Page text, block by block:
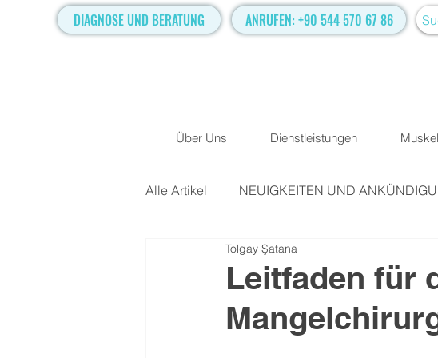
DIAGNOSE UND BERATUNG ANRUFEN: +90 544 570 67 86
Über Uns Dienstleistungen
Alle Artikel NEUIGKEITEN UND
Geriatrische Orthopädische Probleme
Frakturen und Luxationschirurgie
Leitfaden für
Tolgay Şatana